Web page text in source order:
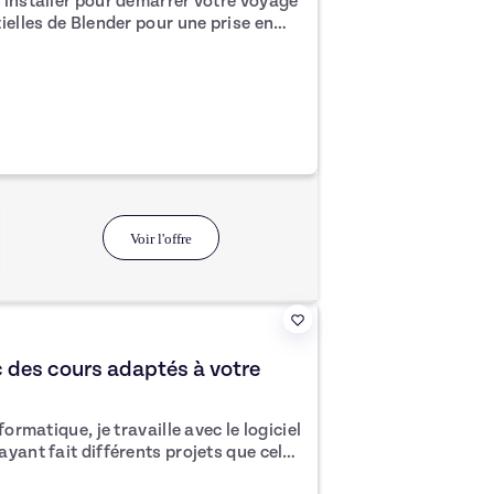
de création. Apprenez à
créatives. Découvrez les
Voir l'offre
des cours adaptés à votre
je travaille avec le logiciel
fait différents projets que cela